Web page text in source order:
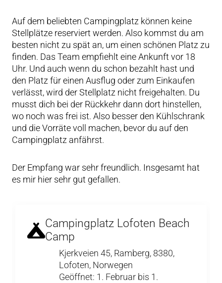
Auf dem beliebten Campingplatz können keine
Stellplätze reserviert werden. Also kommst du am
besten nicht zu spät an, um einen schönen Platz zu
finden. Das Team empfiehlt eine Ankunft vor 18
Uhr. Und auch wenn du schon bezahlt hast und
den Platz für einen Ausflug oder zum Einkaufen
verlässt, wird der Stellplatz nicht freigehalten. Du
musst dich bei der Rückkehr dann dort hinstellen,
wo noch was frei ist. Also besser den Kühlschrank
und die Vorräte voll machen, bevor du auf den
Campingplatz anfährst.
Der Empfang war sehr freundlich. Insgesamt hat
es mir hier sehr gut gefallen.
Campingplatz Lofoten Beach
Camp
Kjerkveien 45, Ramberg, 8380,
Lofoten, Norwegen
Geöffnet: 1. Februar bis 1.